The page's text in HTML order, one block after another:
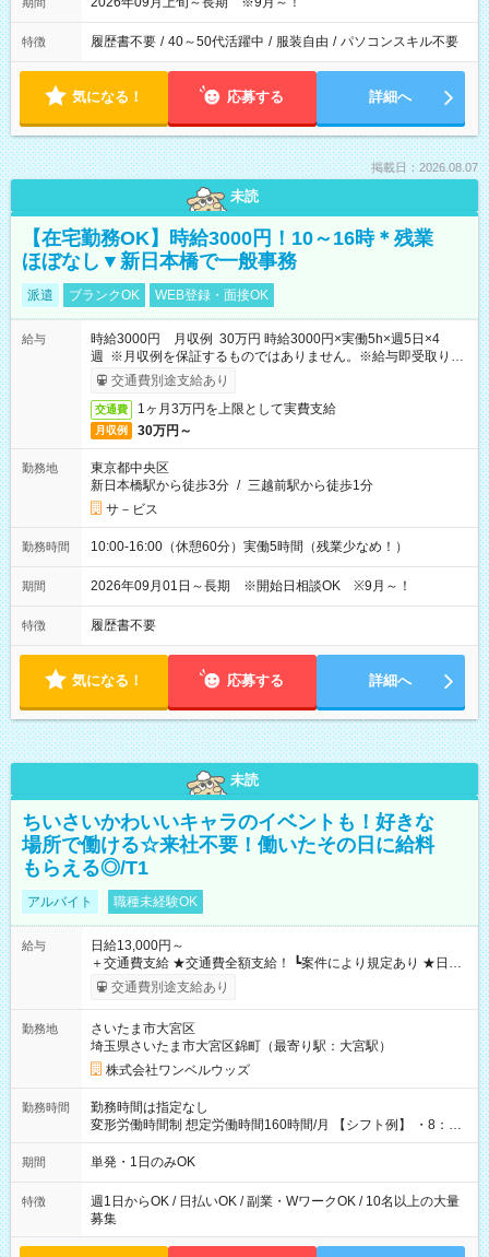
特徴 履歴書不要 / 40～50代活躍中 / 服装自由 / パソコンスキル不要
気になる！ 応募する 詳細へ
掲載日：2026.08.07
未読
【在宅勤務OK】時給3000円！10～16時＊残業
ほぼなし▼新日本橋で一般事務
派遣 ブランクOK WEB登録・面接OK
給与
時給3000円 月収例 30万円 時給3000円×実働5h×週5日×4
週 ※月収例を保証するものではありません。※給与即受取りサ
ービス利用可（利用条件有）
交通費別途支給あり
交通費 1ヶ月3万円を上限として実費支給
月収例 30万円～
勤務地
東京都中央区
新日本橋駅から徒歩3分 / 三越前駅から徒歩1分
サ－ビス
勤務時間 10:00-16:00（休憩60分）実働5時間（残業少なめ！）
期間 2026年09月01日～長期 ※開始日相談OK ※9月～！
特徴 履歴書不要
気になる！ 応募する 詳細へ
未読
ちいさいかわいいキャラのイベントも！好きな
場所で働ける☆来社不要！働いたその日に給料
もらえる◎/T1
アルバイト 職種未経験OK
給与
日給13,000円～
＋交通費支給 ★交通費全額支給！ ┗案件により規定あり ★日払
いOK！（規定あり） ┗働いたその日に現金GET♪ お仕事後はコ
ンビニATMから 日払い分を引き落とせます！ 【試用期間】試
交通費別途支給あり
勤務地
さいたま市大宮区
埼玉県さいたま市大宮区錦町（最寄り駅：大宮駅）
株式会社ワンベルウッズ
勤務時間
勤務時間は指定なし
変形労働時間制 想定労働時間160時間/月 【シフト例】 ・8：00
～21：00
期間 単発・1日のみOK
特徴
週1日からOK / 日払いOK / 副業・WワークOK / 10名以上の大量
募集